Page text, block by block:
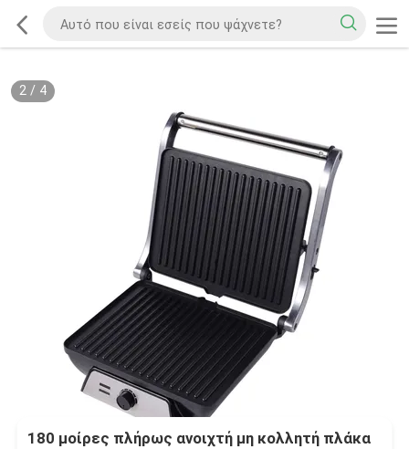
2/ 4
180 μοίρες πλήρως ανοιχτή μη κολλητή πλάκα